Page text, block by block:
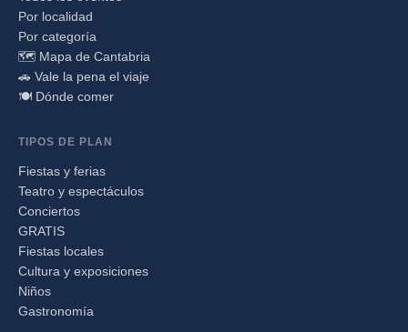
Por localidad
Por categoría
🗺️ Mapa de Cantabria
🚗 Vale la pena el viaje
🍽️ Dónde comer
TIPOS DE PLAN
Fiestas y ferias
Teatro y espectáculos
Conciertos
GRATIS
Fiestas locales
Cultura y exposiciones
Niños
Gastronomía